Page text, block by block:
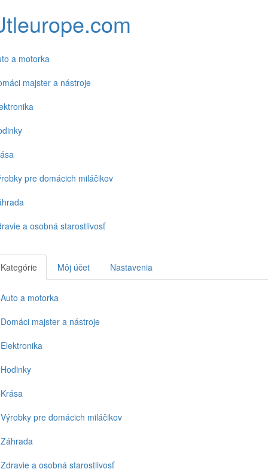
a motorka
majster a nástroje
pre domácich miláčikov
a osobná starostlivosť
Kategórie Môj účet Nastavenia
Auto a motorka
Domáci majster a nástroje
Elektronika
Hodinky
Krása
Výrobky pre domácich miláčikov
Záhrada
Zdravie a osobná starostlivosť